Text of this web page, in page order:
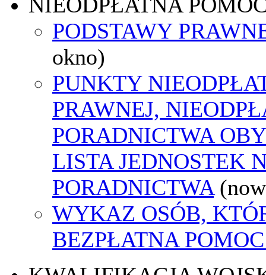
PODSTAWY
okno)
PUNKTY
PRAWNEJ,
PORADNICTWA
LISTA JEDNOSTEK
PORADNICTWA
WYKAZ OSÓB,
BEZPŁATNA